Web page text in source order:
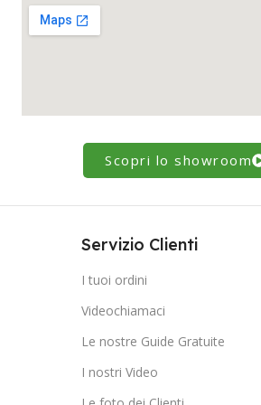
Scopri lo showroom
Servizio Clienti
I tuoi ordini
Videochiamaci
Le nostre Guide Gratuite
I nostri Video